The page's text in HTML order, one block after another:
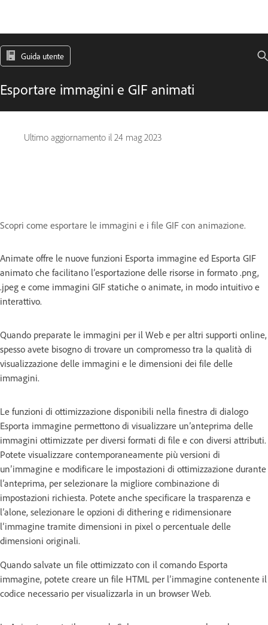
Guida utente
Esportare immagini e GIF animati
Ultimo aggiornamento il 24 mag 2023
Scopri come esportare le immagini e i file GIF con animazione.
Animate offre le nuove funzioni Esporta immagine ed Esporta GIF
animato che facilitano l’esportazione delle risorse in formato .png,
.jpeg e come immagini GIF statiche o animate, in modo intuitivo e
interattivo.
Quando preparate le immagini per il Web e per altri supporti online,
spesso avete bisogno di trovare un compromesso tra la qualità di
visualizzazione delle immagini e le dimensioni dei file delle
immagini.
Le funzioni di ottimizzazione disponibili nella finestra di dialogo
Esporta immagine permettono di visualizzare un’anteprima delle
immagini ottimizzate per diversi formati di file e con diversi attributi.
Potete visualizzare contemporaneamente più versioni di
un’immagine e modificare le impostazioni di ottimizzazione durante
l’anteprima, per selezionare la migliore combinazione di
impostazioni richiesta. Potete anche specificare la trasparenza e
l’alone, selezionare le opzioni di dithering e ridimensionare
l’immagine tramite dimensioni in pixel o percentuale delle
dimensioni originali.
Quando salvate un file ottimizzato con il comando Esporta
immagine, potete creare un file HTML per l’immagine contenente il
codice necessario per visualizzarla in un browser Web.